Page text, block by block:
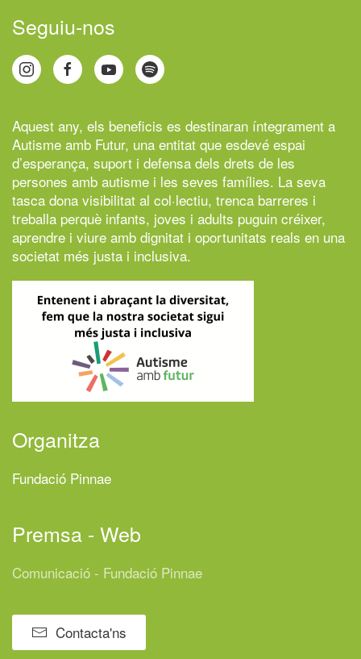
Seguiu-nos
Aquest any, els beneficis es destinaran íntegrament a
Autisme amb Futur, una entitat que esdevé espai
d’esperança, suport i defensa dels drets de les
persones amb autisme i les seves famílies. La seva
tasca dona visibilitat al col·lectiu, trenca barreres i
treballa perquè infants, joves i adults puguin créixer,
aprendre i viure amb dignitat i oportunitats reals en una
societat més justa i inclusiva.
Organitza
Fundació Pinnae
Premsa - Web
Comunicació - Fundació Pinnae
Contacta'ns